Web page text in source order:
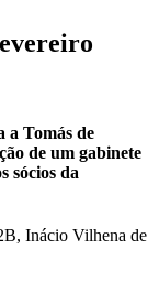
a Tomás de
de um gabinete
sócios da
Inácio Vilhena de